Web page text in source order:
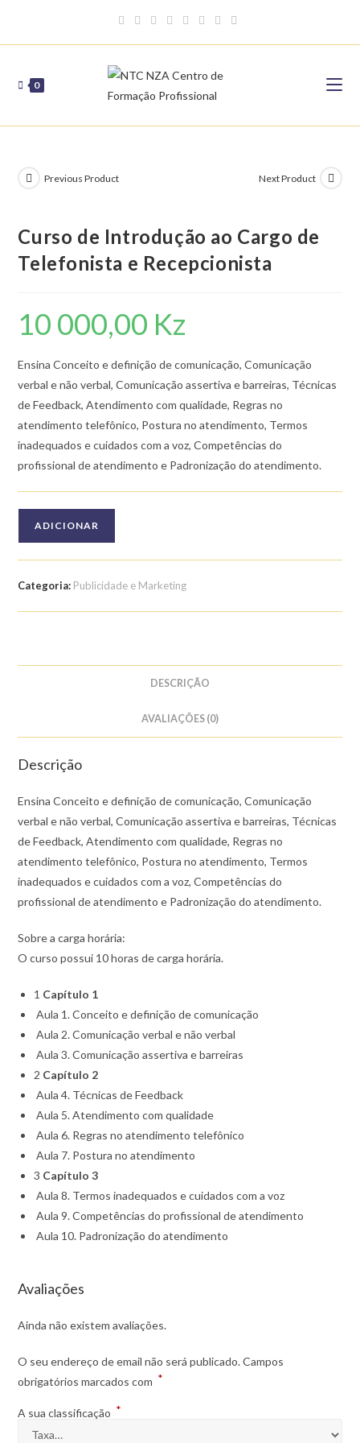
content
0
Previous Product Next Product
Curso de Introdução ao Cargo de
Telefonista e Recepcionista
10 000,00 Kz
Ensina Conceito e definição de comunicação, Comunicação
verbal e não verbal, Comunicação assertiva e barreiras, Técnicas
de Feedback, Atendimento com qualidade, Regras no
atendimento telefônico, Postura no atendimento, Termos
inadequados e cuidados com a voz, Competências do
profissional de atendimento e Padronização do atendimento.
Curso
ADICIONAR
Categoria: Publicidade e Marketing
DESCRIÇÃO
AVALIAÇÕES (0)
Descrição
Ensina Conceito e definição de comunicação, Comunicação
verbal e não verbal, Comunicação assertiva e barreiras, Técnicas
de Feedback, Atendimento com qualidade, Regras no
atendimento telefônico, Postura no atendimento, Termos
inadequados e cuidados com a voz, Competências do
profissional de atendimento e Padronização do atendimento.
Sobre a carga horária:
O curso possui 10 horas de carga horária.
1 Capítulo 1
Aula 1. Conceito e definição de comunicação
Aula 2. Comunicação verbal e não verbal
Aula 3. Comunicação assertiva e barreiras
2 Capítulo 2
Aula 4. Técnicas de Feedback
Aula 5. Atendimento com qualidade
Aula 6. Regras no atendimento telefônico
Aula 7. Postura no atendimento
3 Capítulo 3
Aula 8. Termos inadequados e cuidados com a voz
Aula 9. Competências do profissional de atendimento
Aula 10. Padronização do atendimento
Avaliações
Ainda não existem avaliações.
O seu endereço de email não será publicado. Campos
obrigatórios marcados com *
A sua classificação *